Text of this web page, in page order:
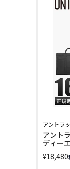
アントラ
アント
ディー
¥18,480